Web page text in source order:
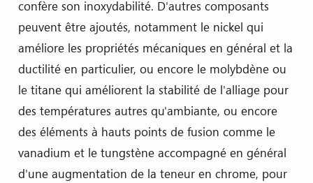
confère son inoxydabilité. D'autres composants
peuvent être ajoutés, notamment le nickel qui
améliore les propriétés mécaniques en général et la
ductilité en particulier, ou encore le molybdène ou
le titane qui améliorent la stabilité de l'alliage pour
des températures autres qu'ambiante, ou encore
des éléments à hauts points de fusion comme le
vanadium et le tungstène accompagné en général
d'une augmentation de la teneur en chrome, pour